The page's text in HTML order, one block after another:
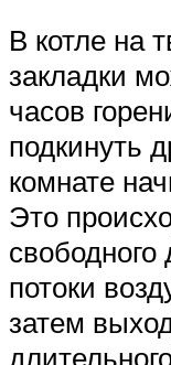
В котле на
закладки
часов
подкинуть
комнате
Это
свободного
потоки
затем